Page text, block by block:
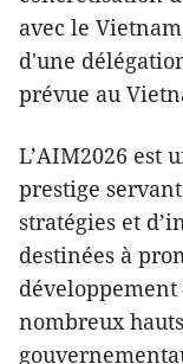
avec le
d'une
prévue au
L’AIM2026 est
prestige
stratégies et
destinées à
nombreux